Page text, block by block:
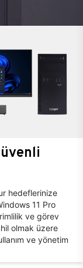
hedeflerinize
11 Pro
ve görev
olmak üzere
ve yönetim